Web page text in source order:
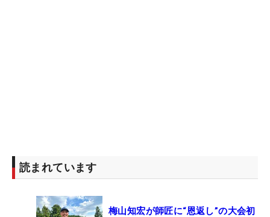
読まれています
梅山知宏が師匠に“恩返し”の大会初